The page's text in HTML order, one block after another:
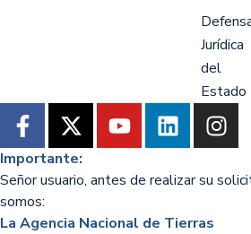
Importante:
Señor usuario, antes de realizar su
somos:
La Agencia Nacional de Tierras